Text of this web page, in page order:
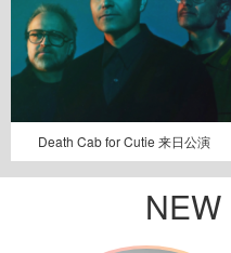
Death Cab for Cutie 来日公演